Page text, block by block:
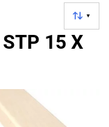
▼
15 X